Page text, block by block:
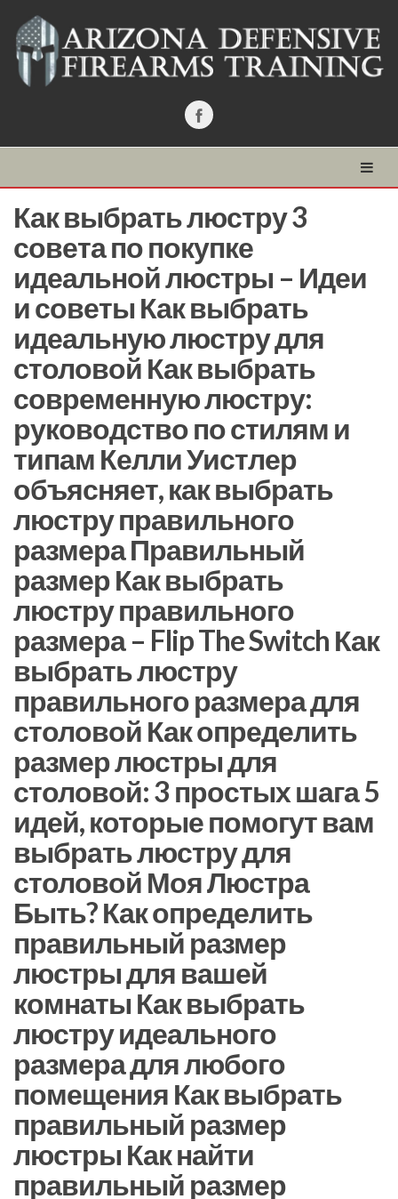
Как выбрать люстру 3
совета по покупке
идеальной люстры – Идеи
и советы Как выбрать
идеальную люстру для
столовой Как выбрать
современную люстру:
руководство по стилям и
типам Келли Уистлер
объясняет, как выбрать
люстру правильного
размера Правильный
размер Как выбрать
люстру правильного
размера – Flip The Switch Как
выбрать люстру
правильного размера для
столовой Как определить
размер люстры для
столовой: 3 простых шага 5
идей, которые помогут вам
выбрать люстру для
столовой Моя Люстра
Быть? Как определить
правильный размер
люстры для вашей
комнаты Как выбрать
люстру идеального
размера для любого
помещения Как выбрать
правильный размер
люстры Как найти
правильный размер